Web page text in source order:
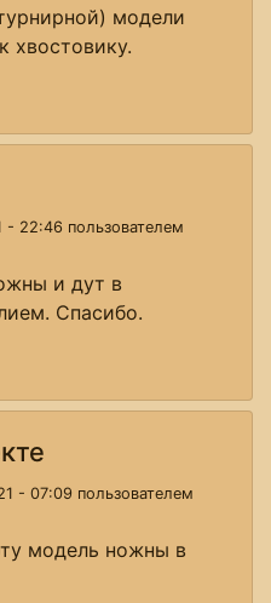
модели
хвостовику.
22:46 пользователем
и дут в
Спасибо.
- 07:09 пользователем
модель ножны в